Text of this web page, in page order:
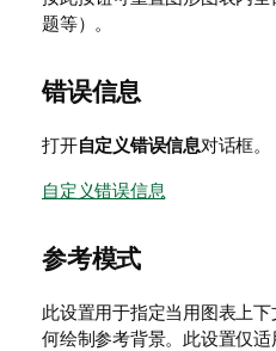
题等）。
错误信息
打开自定义错误信息对话框。
自定义错误信息
参考模式
此设置用于指定当用图表上下
何绘制参考背景。此设置仅适